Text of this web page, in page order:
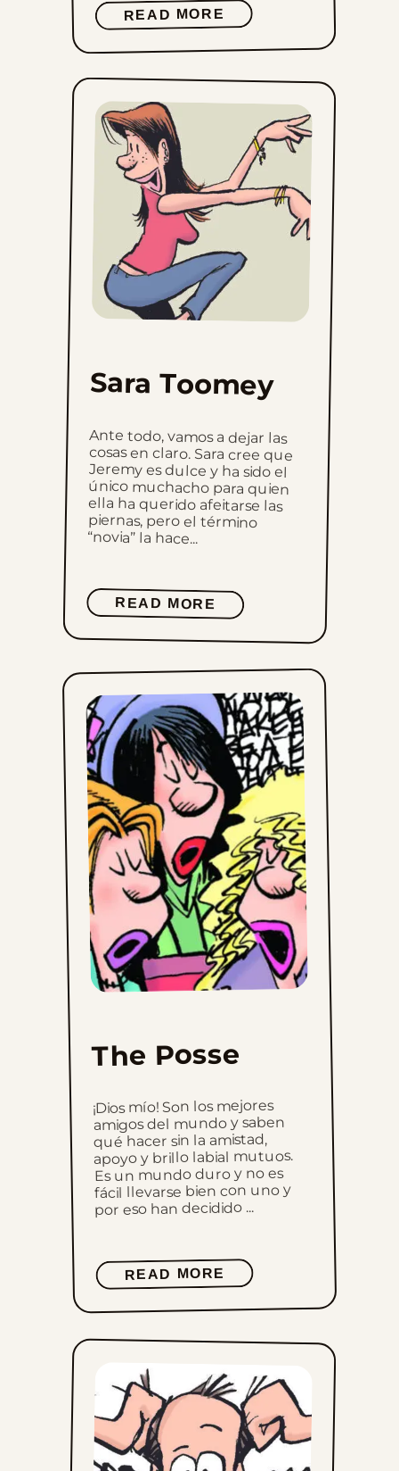
READ MORE
Sara Toomey
Ante todo, vamos a dejar las
cosas en claro. Sara cree que
Jeremy es dulce y ha sido el
único muchacho para quien
ella ha querido afeitarse las
piernas, pero el término
“novia” la hace...
READ MORE
The Posse
¡Dios mío! Son los mejores
amigos del mundo y saben
qué hacer sin la amistad,
apoyo y brillo labial mutuos.
Es un mundo duro y no es
fácil llevarse bien con uno y
por eso han decidido ...
READ MORE